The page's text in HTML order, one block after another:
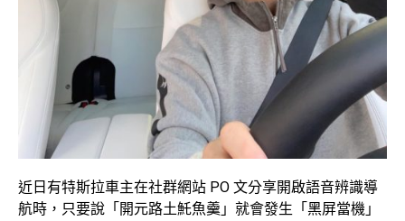
近日有特斯拉車主在社群網站 PO 文分享開啟語音辨識導
航時，只要說「開元路土魠魚羹」就會發生「黑屏當機」